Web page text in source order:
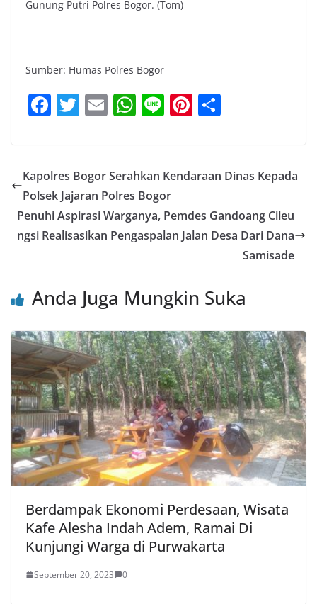
Gunung Putri Polres Bogor. (Tom)
Sumber: Humas Polres Bogor
F
e
b
o
o
T
er
E
l
W
s
A
p
p
Li Pi
e e
Kapolres Bogor Serahkan Kendaraan Dinas Kepada
Polsek Jajaran Polres Bogor
Penuhi Aspirasi Warganya, Pemdes Gandoang Cileu
ngsi Realisasikan Pengaspalan Jalan Desa Dari Dana
Samisade
Anda Juga Mungkin Suka
Berdampak Ekonomi Perdesaan, Wisata
Kafe Alesha Indah Adem, Ramai Di
Kunjungi Warga di Purwakarta
September 20, 2023 0